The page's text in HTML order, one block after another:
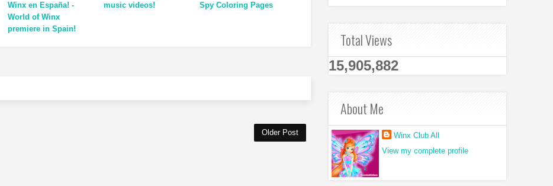
Winx en España! -
World of Winx
premiere in Spain!
music videos!
Spy Coloring Pages
Older Post
Total Views
15,905,882
About Me
Winx Club All
View my complete profile